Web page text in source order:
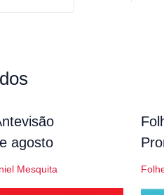
agosto
Mesquita